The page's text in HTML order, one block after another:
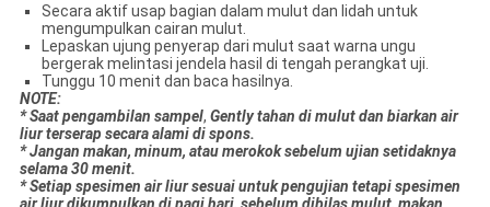
Secara aktif usap bagian dalam mulut dan lidah untuk
mengumpulkan cairan mulut.
Lepaskan ujung penyerap dari mulut saat warna ungu
bergerak melintasi jendela hasil di tengah perangkat uji.
Tunggu 10 menit dan baca hasilnya.
NOTE:
* Saat pengambilan sampel, Gentlytahan di mulut dan biarkan air
liur terserap secara alami di spons.
* Jangan makan, minum, atau merokok sebelum ujian setidaknya
selama 30 menit.
* Setiap spesimen air liur sesuai untuk pengujian tetapi spesimen
air liur dikumpulkan di pagi hari, sebelum dibilas mulut, makan